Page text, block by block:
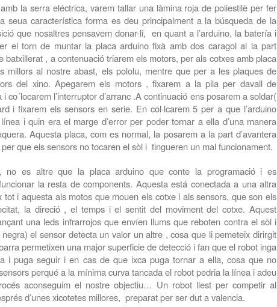
la serra eléctrica, varem tallar una làmina roja de poliestilè per fer
seua característica forma es deu principalment a la búsqueda de la
que nosaltres pensavem donar-li, en quant a l’arduino, la batería i
el torn de muntar la placa arduino fixà amb dos caragol al la part
batxillerat , a contenuació triarem els motors, per als cotxes amb placa
millors al nostre abast, els pololu, mentre que per a les plaques de
del xino. Apegarem els motors , fixarem a la pila per davall de
co´locarem l’interruptor d’arranc .A continuació ens posarem a soldar(
i fixarem els sensors en serie. En col·lcarem 5 per a que l’arduino
i quin era el marge d’error per poder tornar a ella d’una manera
Aquesta placa, com es normal, la posarem a la part d’avantera
que els sensors no tocaren el sòl i tingueren un mal funcionament.
no es altre que la placa arduino que conte la programació i es
la resta de components. Aquesta está conectada a una altra
i aquesta als motos que mouen els cotxe i als sensors, que son els
la direció , el temps i el sentit del moviment del cotxe. Aquest
una leds infrarrojos que envíen llums que reboten contra el sòl i
el sensor detecta un valor un altre , cosa que li pemeteix dirirgit
permetixen una major superficie de detecció i fan que el robot inga
i puga seguir i en cas de que ixca puga tornar a ella, cosa que no
perqué a la mínima curva tancada el robot pedria la línea i adeu
aconseguim el nostre objectiu… Un robot llest per competir al
d’unesxicotetes millores, preparat per ser dut a valencia.